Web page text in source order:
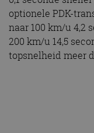
optionele PDK-
naar 100 km/u 4,2
200 km/u 14,5
topsnelheid meer